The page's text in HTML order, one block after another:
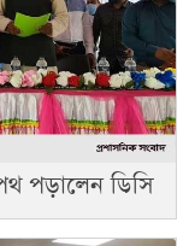
পড়ালেন ডিসি